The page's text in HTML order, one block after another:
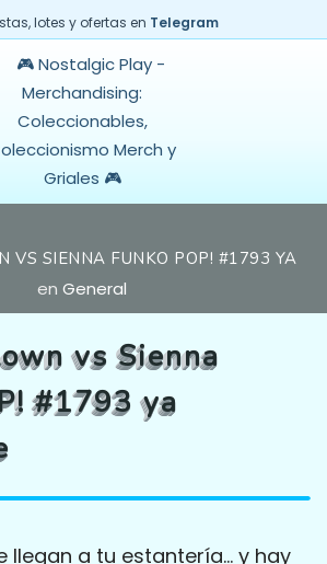
lotes y ofertas en Telegram
VS SIENNA FUNKO POP! #1793 YA
DISPONIBLE
en General
vs Sienna
#1793 ya
llegan a tu estantería… y hay